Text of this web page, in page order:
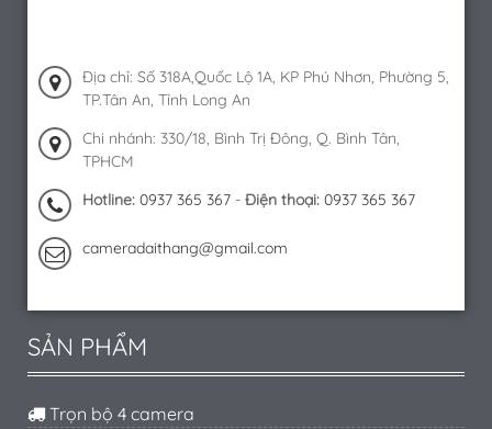
Địa chỉ: Số 318A,Quốc Lộ 1A, KP Phú Nhơn, Phường 5,
TP.Tân An, Tỉnh Long An
Chi nhánh: 330/18, Bình Trị Đông, Q. Bình Tân,
TPHCM
Hotline: 0937 365 367 - Điện thoại: 0937 365 367
cameradaithang@gmail.com
SẢN PHẨM
Trọn bộ 4 camera